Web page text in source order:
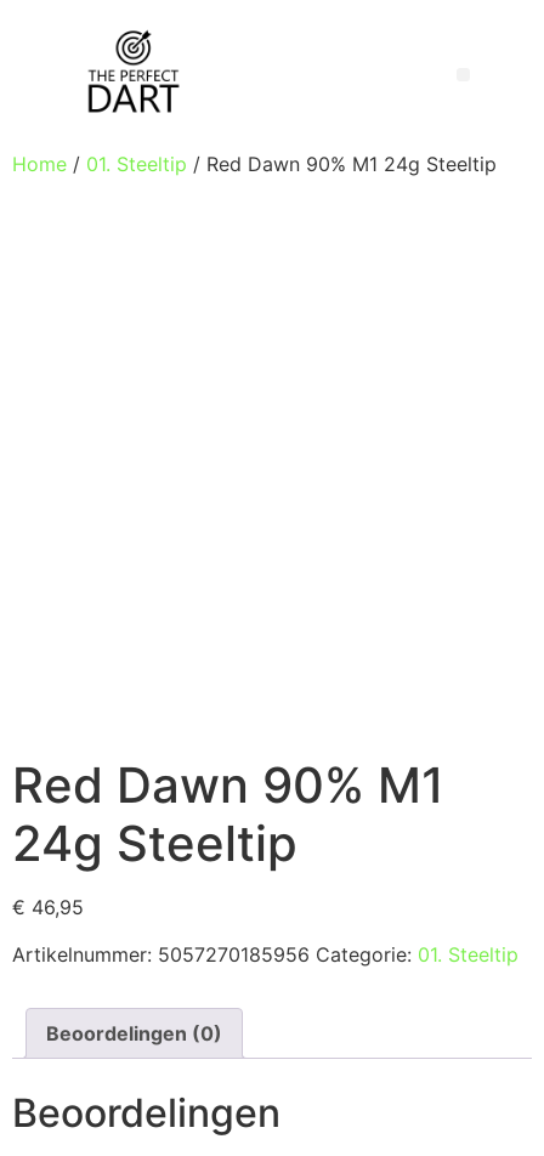
Home / 01. Steeltip / Red Dawn 90% M1 24g Steeltip
Red Dawn 90% M1
24g Steeltip
€ 46,95
Artikelnummer: 5057270185956 Categorie: 01. Steeltip
Beoordelingen (0)
Beoordelingen